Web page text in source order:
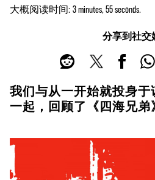
大概阅读时间 3 minutes, 55 seconds
分享到社交
我们与从一开始就投身于
一起，回顾了《四海兄弟